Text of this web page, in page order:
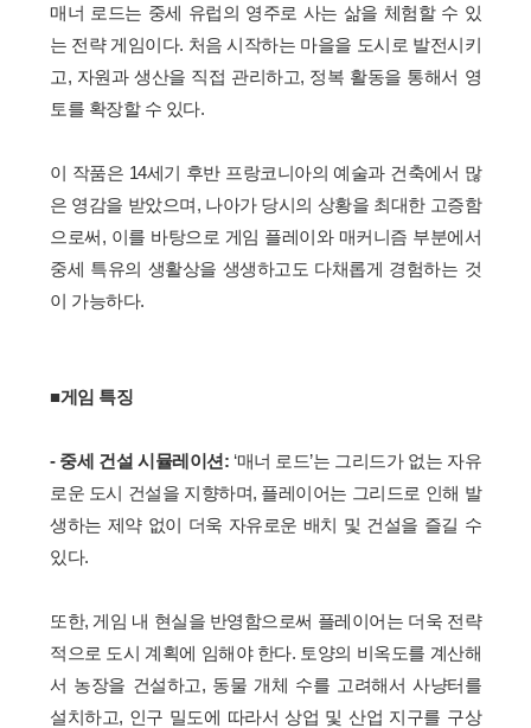
매너 로드는 중세 유럽의 영주로 사는 삶을 체험할 수 있
는 전략 게임이다. 처음 시작하는 마을을 도시로 발전시키
고, 자원과 생산을 직접 관리하고, 정복 활동을 통해서 영
토를 확장할 수 있다.
이 작품은 14세기 후반 프랑코니아의 예술과 건축에서 많
은 영감을 받았으며, 나아가 당시의 상황을 최대한 고증함
으로써, 이를 바탕으로 게임 플레이와 매커니즘 부분에서
중세 특유의 생활상을 생생하고도 다채롭게 경험하는 것
이 가능하다.
■게임 특징
- 중세 건설 시뮬레이션: ‘매너 로드’는 그리드가 없는 자유
로운 도시 건설을 지향하며, 플레이어는 그리드로 인해 발
생하는 제약 없이 더욱 자유로운 배치 및 건설을 즐길 수
있다.
또한, 게임 내 현실을 반영함으로써 플레이어는 더욱 전략
적으로 도시 계획에 임해야 한다. 토양의 비옥도를 계산해
서 농장을 건설하고, 동물 개체 수를 고려해서 사냥터를
설치하고, 인구 밀도에 따라서 상업 및 산업 지구를 구상